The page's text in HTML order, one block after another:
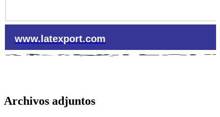
www.latexport.com
Archivos adjuntos